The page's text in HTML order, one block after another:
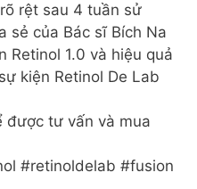
rệt sau 4 tuần sử
sẻ của Bác sĩ Bích Na
Retinol 1.0 và hiệu quả
kiện Retinol De Lab
được tư vấn và mua
#retinoldelab #fusion